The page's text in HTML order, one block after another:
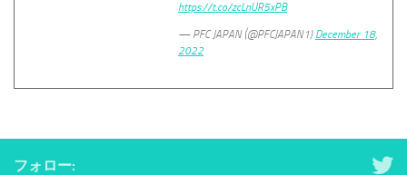
https://t.co/zcLnUR5xPB
— PFC JAPAN (@PFCJAPAN1) December 18,
2022
フォロー: